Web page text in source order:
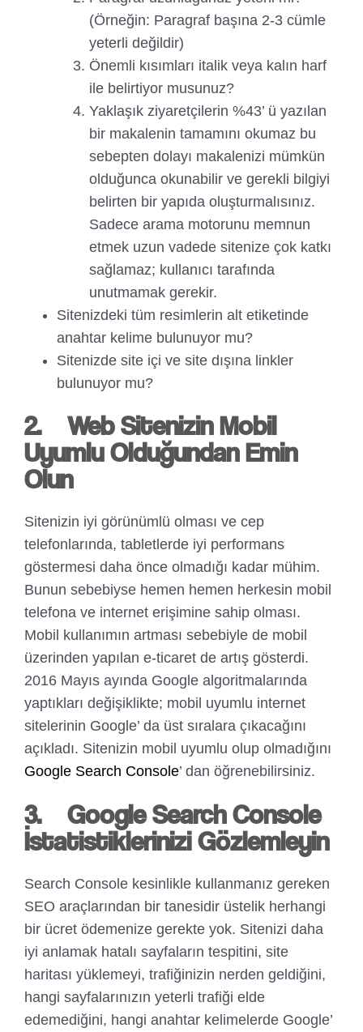
(Örneğin: Paragraf başına 2-3 cümle
yeterli değildir)
Önemli kısımları italik veya kalın harf
ile belirtiyor musunuz?
Yaklaşık ziyaretçilerin %43’ ü yazılan
bir makalenin tamamını okumaz bu
sebepten dolayı makalenizi mümkün
olduğunca okunabilir ve gerekli bilgiyi
belirten bir yapıda oluşturmalısınız.
Sadece arama motorunu memnun
etmek uzun vadede sitenize çok katkı
sağlamaz; kullanıcı tarafında
unutmamak gerekir.
Sitenizdeki tüm resimlerin alt etiketinde
anahtar kelime bulunuyor mu?
Sitenizde site içi ve site dışına linkler
bulunuyor mu?
2. Web Sitenizin Mobil
Uyumlu Olduğundan Emin
Olun
Sitenizin iyi görünümlü olması ve cep
telefonlarında, tabletlerde iyi performans
göstermesi daha önce olmadığı kadar mühim.
Bunun sebebiyse hemen hemen herkesin mobil
telefona ve internet erişimine sahip olması.
Mobil kullanımın artması sebebiyle de mobil
üzerinden yapılan e-ticaret de artış gösterdi.
2016 Mayıs ayında Google algoritmalarında
yaptıkları değişiklikte; mobil uyumlu internet
sitelerinin Google’ da üst sıralara çıkacağını
açıkladı. Sitenizin mobil uyumlu olup olmadığını
Google Search Console’ dan öğrenebilirsiniz.
3. Google Search Console
İstatistiklerinizi Gözlemleyin
Search Console kesinlikle kullanmanız gereken
SEO araçlarından bir tanesidir üstelik herhangi
bir ücret ödemenize gerekte yok. Sitenizi daha
iyi anlamak hatalı sayfaların tespitini, site
haritası yüklemeyi, trafiğinizin nerden geldiğini,
hangi sayfalarınızın yeterli trafiği elde
edemediğini, hangi anahtar kelimelerde Google’